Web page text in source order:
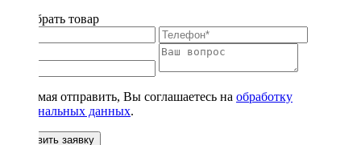
Подобрать товар
Нажимая отправить, Вы соглашаетесь на обработку
персональных данных.
Оставить заявку